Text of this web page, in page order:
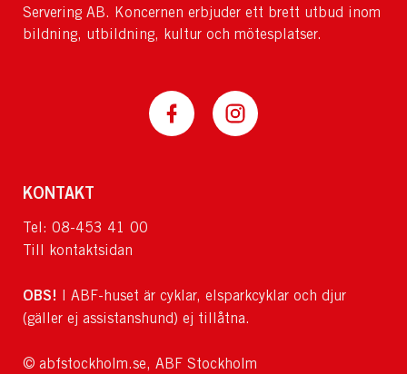
Servering AB. Koncernen erbjuder ett brett utbud inom
bildning, utbildning, kultur och mötesplatser.
KONTAKT
Tel: 08-453 41 00
Till kontaktsidan
OBS! I ABF-huset är cyklar, elsparkcyklar och djur
(gäller ej assistanshund) ej tillåtna.
© abfstockholm.se, ABF Stockholm